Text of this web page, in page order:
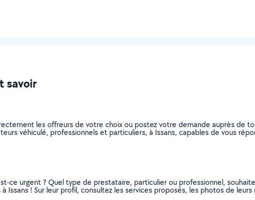
savoir
les offreurs de votre choix ou postez votre demande auprès de
véhiculé, professionnels et particuliers, à Issans, capables de vous
ce urgent ? Quel type de prestataire, particulier ou professionnel,
! Sur leur profil, consultez les services proposés, les photos de